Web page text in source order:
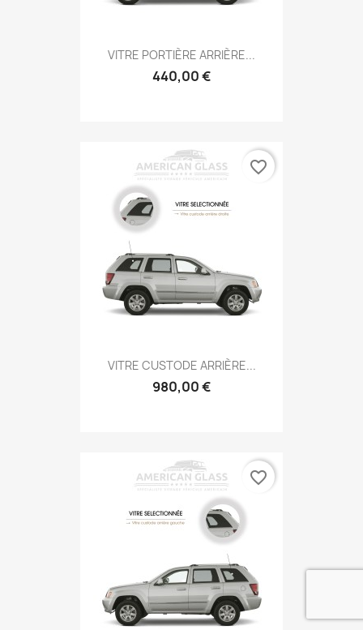
VITRE PORTIÈRE ARRIÈRE...
440,00 €
VITRE CUSTODE ARRIÈRE...
980,00 €
favorite_border
favorite_border